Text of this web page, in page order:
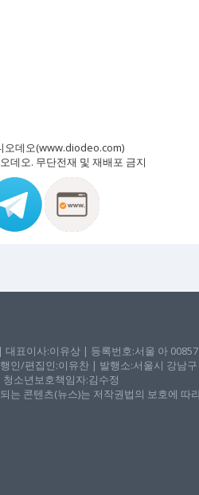
오데오(www.diodeo.com)
데오. 무단전재 및 재배포 금지
대표이사:이유상 | 등록번호:서울 아
인/편집인:이유찬 | 발행소:서울시 강남구
소년보호책임자:김수정
는 콘텐츠(뉴스)는 저작권법의 보호에 따